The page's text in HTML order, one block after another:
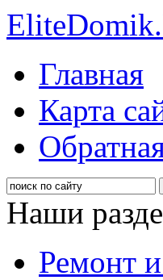
Главная
Карта
Наши
Ремонт